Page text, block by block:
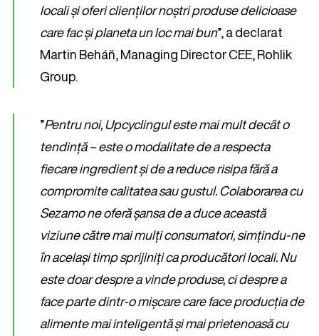
locali și oferi clienților noștri produse delicioase
care fac și planeta un loc mai bun”, a declarat
Martin Beháň, Managing Director CEE, Rohlik
Group.
”Pentru noi, Upcyclingul este mai mult decât o
tendință – este o modalitate de a respecta
fiecare ingredient și de a reduce risipa fără a
compromite calitatea sau gustul. Colaborarea cu
Sezamo ne oferă șansa de a duce această
viziune către mai mulți consumatori, simțindu-ne
în același timp sprijiniți ca producători locali. Nu
este doar despre a vinde produse, ci despre a
face parte dintr-o mișcare care face producția de
alimente mai inteligentă și mai prietenoasă cu